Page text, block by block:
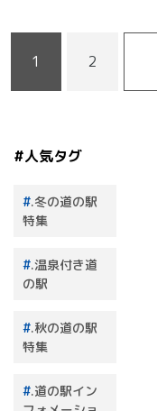
1 2
#人気タグ
.冬の道の駅
特集
.温泉付き道
の駅
.秋の道の駅
特集
.道の駅イン